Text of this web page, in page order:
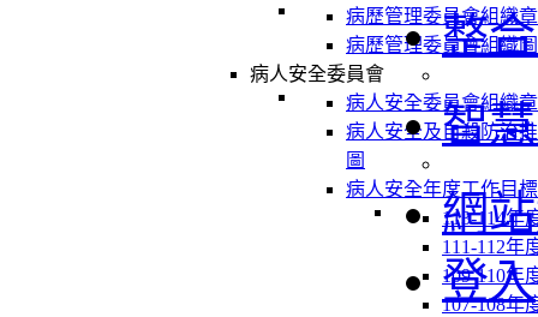
病歷管理委員會組織
病歷管理委員會組織圖
病人安全委員會
病人安全委員會組織
病人安全及自殺防治
圖
病人安全年度工作目標
113-114年
111-112年
109-110年
107-108年
整
智
網
登入